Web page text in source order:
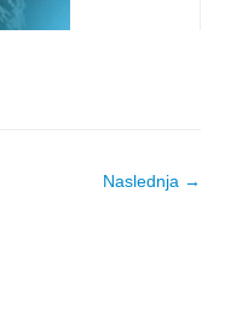
Naslednja →